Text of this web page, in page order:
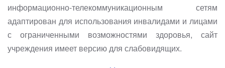
информационно-телекоммуникационным сетям
адаптирован для использования инвалидами и лицами
с ограниченными возможностями здоровья, сайт
учреждения имеет версию для слабовидящих.